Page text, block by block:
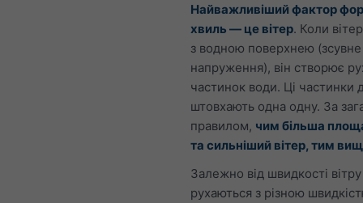
Найважливіший фактор
хвиль — це вітер. Коли
з водною поверхнею (зсувне
напруження), він створює
частинок води. Ці частинки
штовхають одна одну. За
правилом, чим більша
та сильніший вітер, тим
Залежно від швидкості вітру
рухаються з різною